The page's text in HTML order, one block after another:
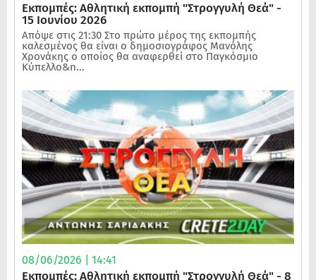
Εκπομπές: Αθλητική εκπομπή "Στρογγυλή Θεά" -
15 Ιουνίου 2026
Απόψε στις 21:30 Στο πρώτο μέρος της εκπομπής
καλεσμένος θα είναι ο δημοσιογράφος Μανόλης
Χρονάκης ο οποίος θα αναφερθεί στο Παγκόσμιο
Κύπελλο&n...
08/06/2026 | 14:41
Εκπομπές: Αθλητική εκπομπή "Στρογγυλή Θεά" - 8